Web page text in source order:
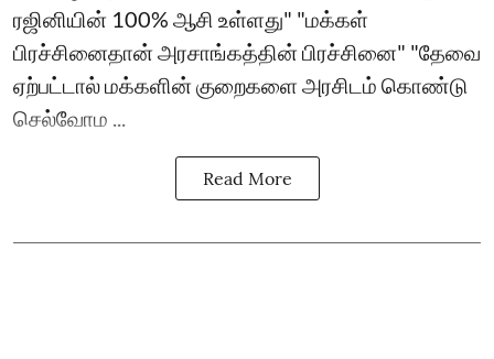
ரஜினியின் 100% ஆசி உள்ளது" "மக்கள்
பிரச்சினைதான் அரசாங்கத்தின் பிரச்சினை" "தேவை
ஏற்பட்டால் மக்களின் குறைகளை அரசிடம் கொண்டு
செல்வோம ...
Read More